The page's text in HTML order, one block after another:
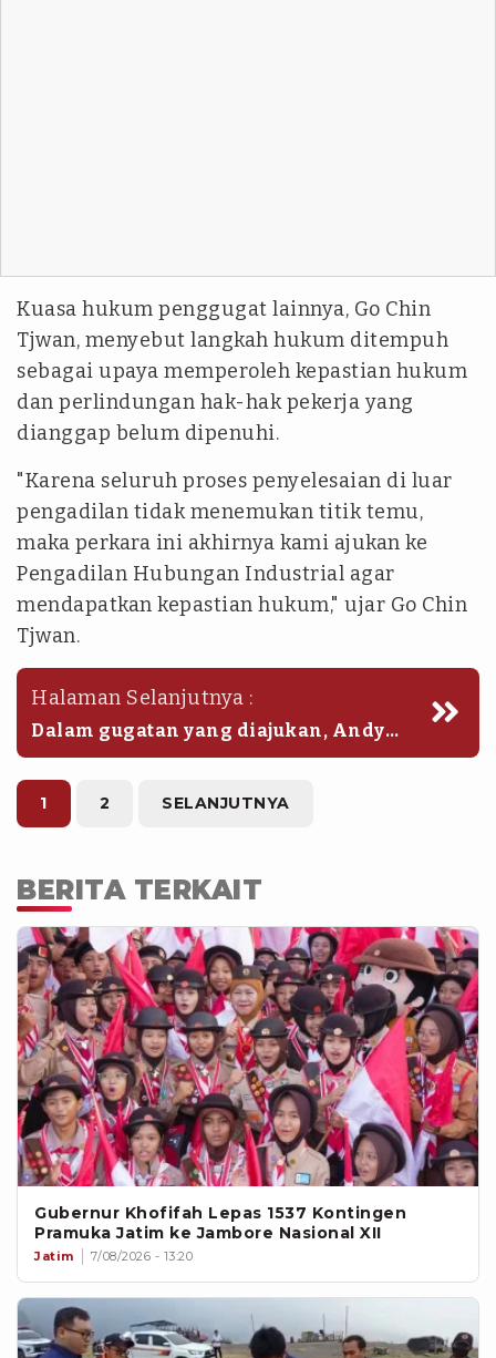
Kuasa hukum penggugat lainnya, Go Chin
Tjwan, menyebut langkah hukum ditempuh
sebagai upaya memperoleh kepastian hukum
dan perlindungan hak-hak pekerja yang
dianggap belum dipenuhi.
"Karena seluruh proses penyelesaian di luar
pengadilan tidak menemukan titik temu,
maka perkara ini akhirnya kami ajukan ke
Pengadilan Hubungan Industrial agar
mendapatkan kepastian hukum," ujar Go Chin
Tjwan.
Halaman Selanjutnya :
Dalam gugatan yang diajukan, Andy
tidak hanya mempersoalkan
pemutusan hubungan kerja sebelum
berakhirnya masa kontrak, tetapi juga
menuntut pembayaran berbagai hak
oleh perusahaan.
1 2 SELANJUTNYA
BERITA TERKAIT
Gubernur Khofifah Lepas 1537 Kontingen
Pramuka Jatim ke Jambore Nasional XII
Jatim 7/08/2026 - 13:20